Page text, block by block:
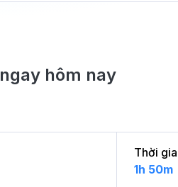
hôm nay
Thời
1h 50m